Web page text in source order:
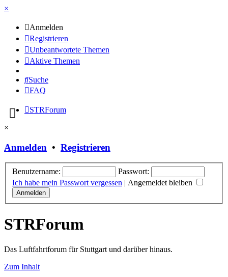
×
Anmelden
Registrieren
Unbeantwortete Themen
Aktive Themen
Suche
FAQ
STRForum
×
Anmelden • Registrieren
Benutzername:
Passwort:
Ich habe mein Passwort vergessen | Angemeldet bleiben
STRForum
Das Luftfahrtforum für Stuttgart und darüber hinaus.
Zum Inhalt